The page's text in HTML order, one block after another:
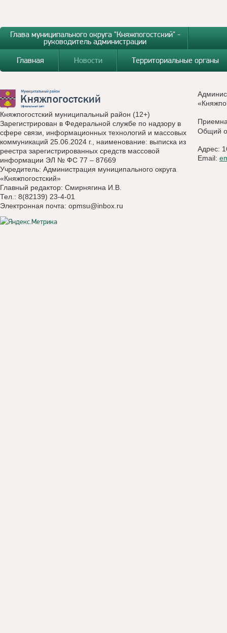
Глава муниципального округа "Княжпогостский" -
руководитель администрации
Главная
Новости Территориальные органы
Княжпогостский муниципальный район (12+)
Зарегистрирован в Федеральной службе по надзору в
сфере связи, информационных технологий и массовых
коммуникаций 25.06.2024 г., наименование: выписка из
реестра зарегистрированных средств массовой
информации ЭЛ № ФС 77 – 87669
Учредитель: Администрация муниципального округа
«Княжпогостский»
Главный редактор: Смирнягина И.В.
Тел.: 8(82139) 23-4-01
Электронная почта: opmsu@inbox.ru
Общий
Адрес:
Email: